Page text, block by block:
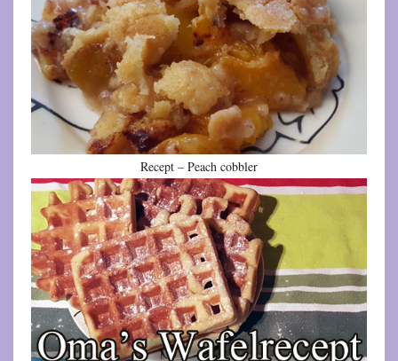
Recept – Peach cobbler